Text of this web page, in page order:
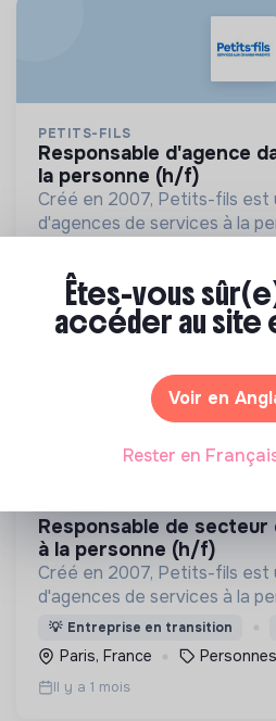
PETITS-FILS
responsable d'agence dans les services à
la personne (h/f)
Créé en 2007, Petits-fils est
d'agences de services à la
Carpentras, France
Il y a 1 mois
responsable de secteur dans les services
à la personne (h/f)
Créé en 2007, Petits-fils est
d'agences de services à la
dans l'aide à domicile pour
💡 Entreprise en transition
Paris, France
Il y a 1 mois
Êtes-vous
accéder au site
Voir en
Rester en